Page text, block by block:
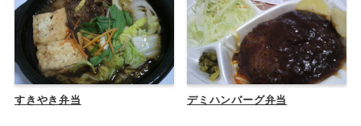
すきやき弁当 デミハンバーグ弁当